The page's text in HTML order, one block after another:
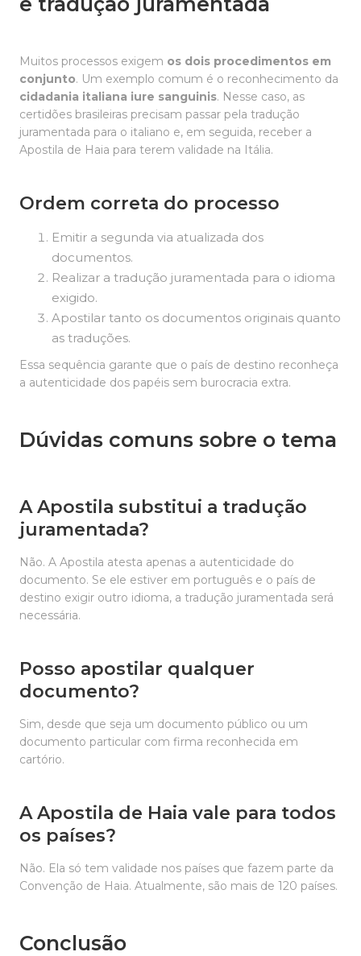
Muitos processos exigem os dois procedimentos em
conjunto. Um exemplo comum é o reconhecimento da
cidadania italiana iure sanguinis. Nesse caso, as
certidões brasileiras precisam passar pela tradução
juramentada para o italiano e, em seguida, receber a
Apostila de Haia para terem validade na Itália.
Ordem correta do processo
Emitir a segunda via atualizada dos
documentos.
Realizar a tradução juramentada para o idioma
exigido.
Apostilar tanto os documentos originais quanto
as traduções.
Essa sequência garante que o país de destino reconheça
a autenticidade dos papéis sem burocracia extra.
Dúvidas comuns sobre o tema
A Apostila substitui a tradução
juramentada?
Não. A Apostila atesta apenas a autenticidade do
documento. Se ele estiver em português e o país de
destino exigir outro idioma, a tradução juramentada será
necessária.
Posso apostilar qualquer
documento?
Sim, desde que seja um documento público ou um
documento particular com firma reconhecida em
cartório.
A Apostila de Haia vale para todos
os países?
Não. Ela só tem validade nos países que fazem parte da
Convenção de Haia. Atualmente, são mais de 120 países.
Conclusão